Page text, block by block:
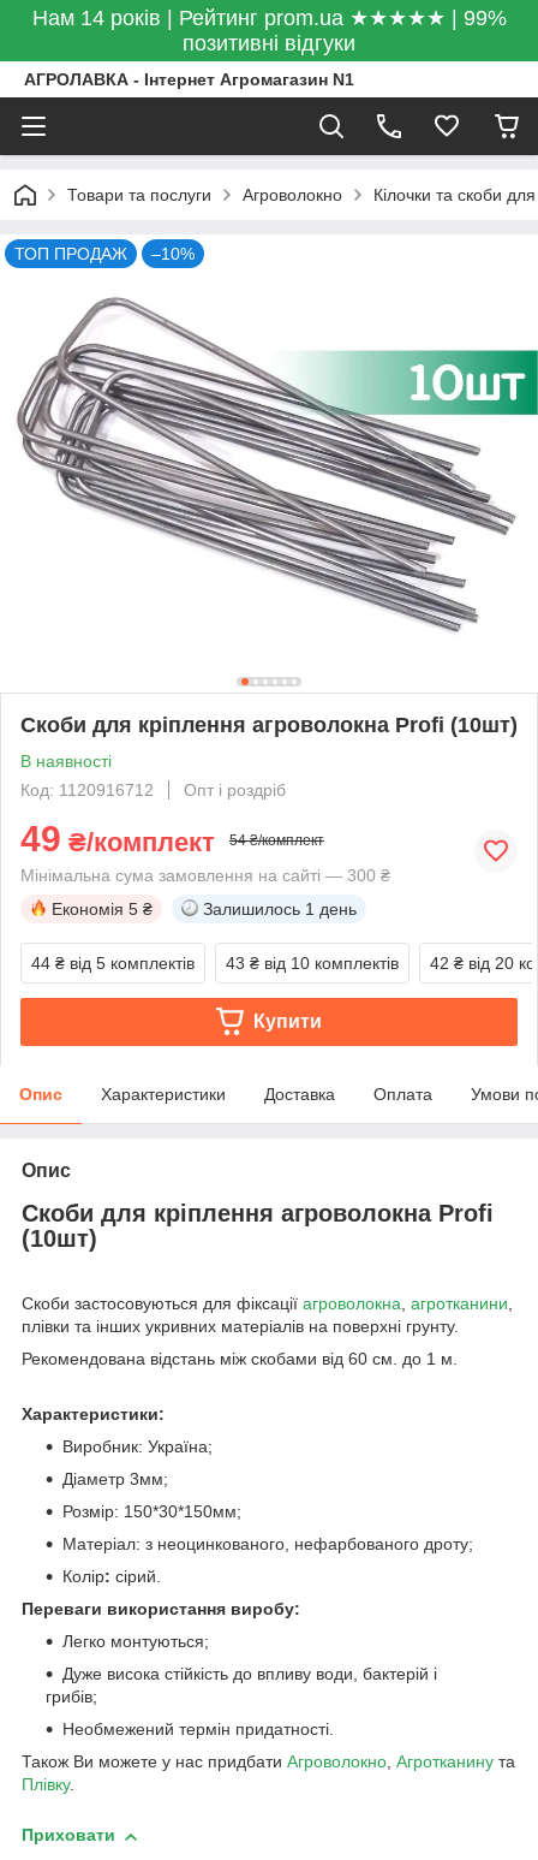
Нам 14 років | Рейтинг prom.ua ★★★★★ | 99%
позитивні відгуки
АГРОЛАВКА - Інтернет Агромагазин N1
Товари та послуги Агроволокно Кілочки та скоби
ТОП ПРОДАЖ –10%
Скоби для кріплення агроволокна Profi (10шт)
В наявності
Код: 1120916712
Опт і роздріб
49 ₴/комплект 54 ₴/комплект
Мінімальна сума замовлення на сайті — 300 ₴
Економія 5 ₴ Залишилось 1 день
44 ₴ від 5 комплектів 43 ₴ від 10 комплектів 42 ₴ від 20
Купити
Опис Характеристики Доставка Оплата Умови
Опис
Скоби для кріплення агроволокна Profi
(10шт)
Скоби застосовуються для фіксації агроволокна, агротканини,
плівки та інших укривних матеріалів на поверхні грунту.
Рекомендована відстань між скобами від 60 см. до 1 м.
Характеристики:
Виробник: Україна;
Діаметр 3мм;
Розмір: 150*30*150мм;
Матеріал: з неоцинкованого, нефарбованого дроту;
Колір: сірий.
Переваги використання виробу:
Легко монтуються;
Дуже висока стійкість до впливу води, бактерій і
грибів;
Необмежений термін придатності.
Також Ви можете у нас придбати Агроволокно, Агротканину та
Плівку.
Приховати